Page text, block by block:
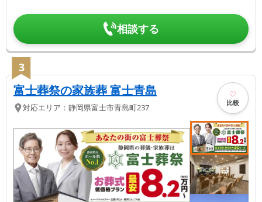
相談する
3
富士葬祭の家族葬 富士青島
対応エリア： 静岡県富士市青島町237 比較